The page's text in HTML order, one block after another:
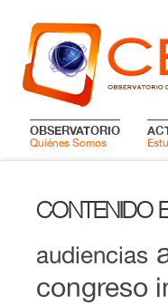
OBSERVATORIO
Quiénes Somos
CONTENIDO
audiencias
congreso